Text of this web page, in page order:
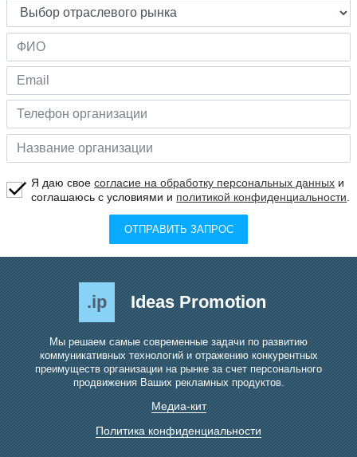
Я даю своесогласие на обработку персональных данных и
соглашаюсь с условиями и политикой конфиденциальности
ОТПРАВИТЬ ЗАПРОС
.ip Ideas Promotion
Мы решаем самые современные задачи по развитию
коммуникативных технологий и отражению конкурентных
преимуществ организации на рынке за счет персонального
продвижения Ваших рекламных продуктов.
Медиа-кит
Политика конфиденциальности